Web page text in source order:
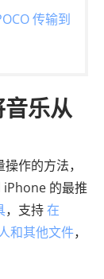
传输到
乐从
作的方法，
iPhone 的最推
，支持在
和其他文件，